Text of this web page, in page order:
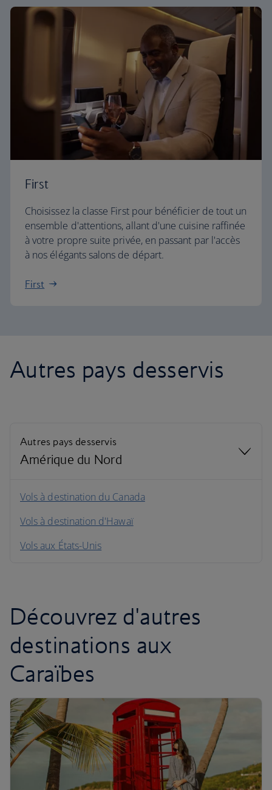
First
Choisissez la classe First pour bénéficier de tout un
ensemble d'attentions, allant d'une cuisine raffinée
à votre propre suite privée, en passant par l'accès
à nos élégants salons de départ.
First
Autres pays desservis
Autres pays desservis
Amérique du Nord
Amérique du Nord
Amérique du Sud
Vols à destination du Canada
Vols à destination d'Hawaï
Vols aux États-Unis
Découvrez d'autres
destinations aux
Caraïbes